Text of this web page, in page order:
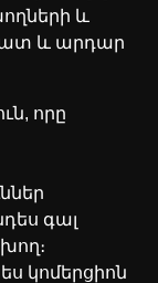
և
և արդար
որը
գալ
կոմերցիոն